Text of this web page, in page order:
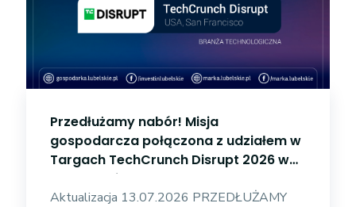
Przedłużamy nabór! Misja
gospodarcza połączona z udziałem w
Targach TechCrunch Disrupt 2026 w
San Francisco
Aktualizacja 13.07.2026 PRZEDŁUŻAMY